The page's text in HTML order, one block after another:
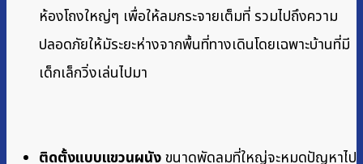
ห้องโถงใหญ่ๆ เพื่อให้ลมกระจายเต็มที่ รวมไปถึงความ
ปลอดภัยให้มัระยะห่างจากพื้นที่ทางเดินโดยเฉพาะบ้านที่มี
เด็กเล็กวิ่งเล่นไปมา
ติดตั้งแบบแขวนผนังขนาดพัดลมที่ใหญ่จะหมดปัญหาไป